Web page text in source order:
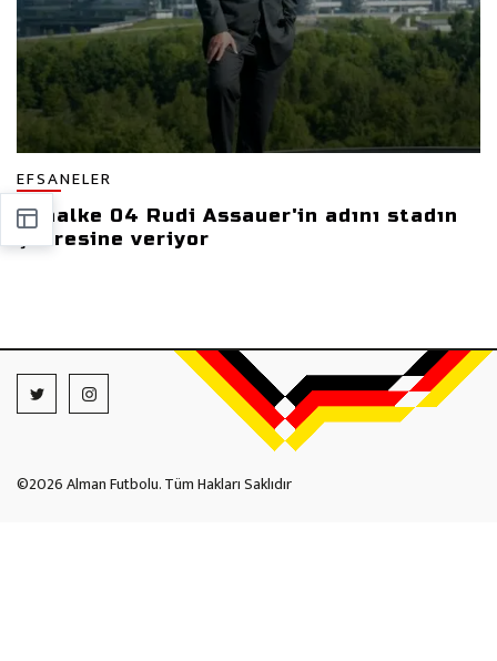
EFSANELER
Schalke 04 Rudi Assauer'in adını stadın
çevresine veriyor
©2026 Alman Futbolu. Tüm Hakları Saklıdır